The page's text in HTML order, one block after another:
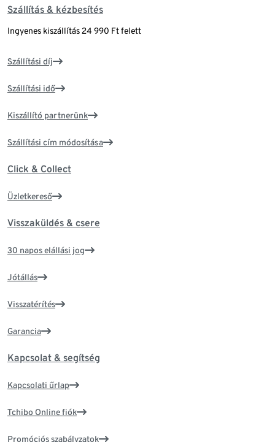
Szállítás & kézbesítés
Ingyenes kiszállítás 24 990 Ft felett
Szállítási díj
Szállítási idő
Kiszállító partnerünk
Szállítási cím módosítása
Click & Collect
Üzletkereső
Visszaküldés & csere
30 napos elállási jog
Jótállás
Visszatérítés
Garancia
Kapcsolat & segítség
Kapcsolati űrlap
Tchibo Online fiók
Promóciós szabályzatok